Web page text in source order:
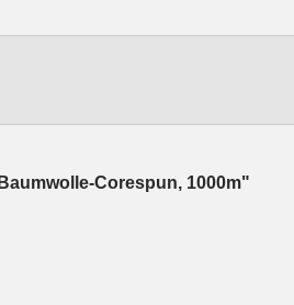
Corespun, 1000m"